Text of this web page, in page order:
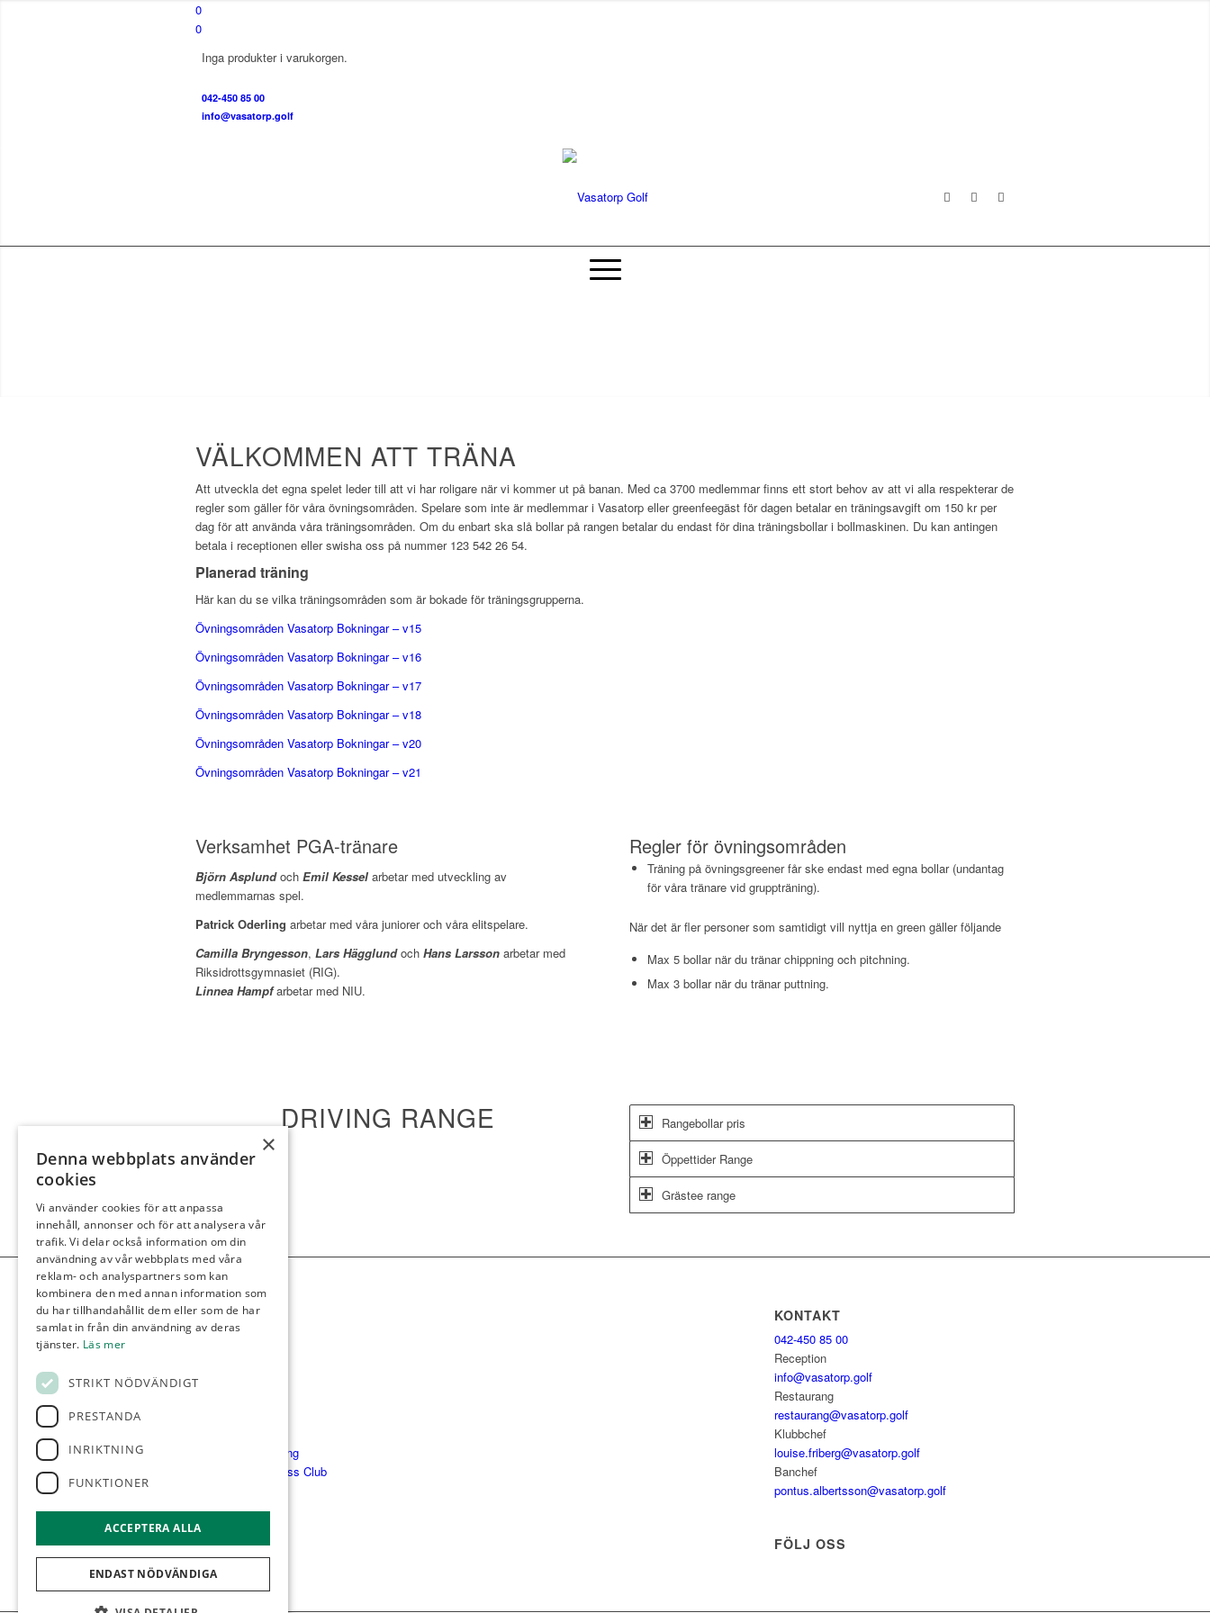
0
0
Inga produkter i varukorgen.
042-450 85 00
info@vasatorp.golf
VÄLKOMMEN ATT TRÄNA
Att utveckla det egna spelet leder till att vi har roligare när vi kommer ut på banan. Med ca 3700 medlemmar finns ett stort behov av att vi alla respekterar de
regler som gäller för våra övningsområden. Spelare som inte är medlemmar i Vasatorp eller greenfeegäst för dagen betalar en träningsavgift om 150 kr per
dag för att använda våra träningsområden. Om du enbart ska slå bollar på rangen betalar du endast för dina träningsbollar i bollmaskinen. Du kan antingen
betala i receptionen eller swisha oss på nummer 123 542 26 54.
Planerad träning
Här kan du se vilka träningsområden som är bokade för träningsgrupperna.
Övningsområden Vasatorp Bokningar – v15
Övningsområden Vasatorp Bokningar – v16
Övningsområden Vasatorp Bokningar – v17
Övningsområden Vasatorp Bokningar – v18
Övningsområden Vasatorp Bokningar – v20
Övningsområden Vasatorp Bokningar – v21
Verksamhet PGA-tränare
Björn Asplundoch Emil Kessel arbetar med utveckling av
medlemmarnas spel.
Patrick Oderling arbetar med våra juniorer och våra elitspelare.
Camilla Bryngesson, Lars Hägglundoch Hans Larsson arbetar med
Riksidrottsgymnasiet (RIG).
Linnea Hampfarbetar med NIU.
Regler för övningsområden
Träning på övningsgreener får ske endast med egna bollar (undantag
för våra tränare vid gruppträning).
När det är fler personer som samtidigt vill nyttja en green gäller följande
Max 5 bollar när du tränar chippning och pitchning.
Max 3 bollar när du tränar puttning.
DRIVING RANGE Rangebollar pris
Öppettider Range
Grästee range
LÄNKAR
Kommittéer
Kameraövervakning
Vasatorps Business Club
KONTAKT
042-450 85 00
Reception
info@vasatorp.golf
Restaurang
restaurang@vasatorp.golf
Klubbchef
louise.friberg@vasatorp.golf
Banchef
pontus.albertsson@vasatorp.golf
FÖLJ OSS
×
Denna webbplats använder
cookies
Vi använder cookies för att anpassa
innehåll, annonser och för att analysera vår
trafik. Vi delar också information om din
användning av vår webbplats med våra
reklam- och analyspartners som kan
kombinera den med annan information som
du har tillhandahållit dem eller som de har
samlat in från din användning av deras
tjänster. Läs mer
STRIKT NÖDVÄNDIGT
PRESTANDA
INRIKTNING
FUNKTIONER
ACCEPTERA ALLA
ENDAST NÖDVÄNDIGA